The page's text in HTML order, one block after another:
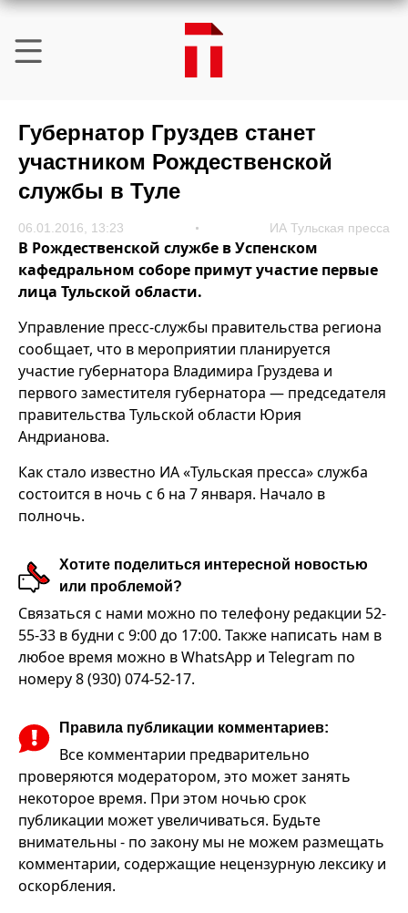
Губернатор Груздев станет
участником Рождественской
службы в Туле
06.01.2016, 13:23 ИА Тульская пресса
В Рождественской службе в Успенском
кафедральном соборе примут участие первые
лица Тульской области.
Управление пресс-службы правительства региона
сообщает, что в мероприятии планируется
участие губернатора Владимира Груздева и
первого заместителя губернатора — председателя
правительства Тульской области Юрия
Андрианова.
Как стало известно ИА «Тульская пресса» служба
состоится в ночь с 6 на 7 января. Начало в
полночь.
Хотите поделиться интересной новостью
или проблемой?
Связаться с нами можно по телефону редакции 52-
55-33 в будни с 9:00 до 17:00. Также написать нам в
любое время можно в WhatsApp и Telegram по
номеру 8 (930) 074-52-17.
Правила публикации комментариев:
Все комментарии предварительно
проверяются модератором, это может занять
некоторое время. При этом ночью срок
публикации может увеличиваться. Будьте
внимательны - по закону мы не можем размещать
комментарии, содержащие нецензурную лексику и
оскорбления.